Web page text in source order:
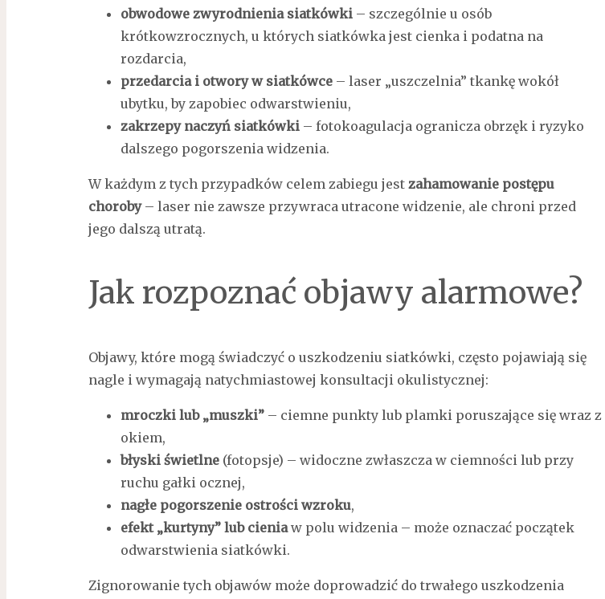
obwodowe zwyrodnienia siatkówki– szczególnie u osób
krótkowzrocznych, u których siatkówka jest cienka i podatna na
rozdarcia,
przedarcia i otwory w siatkówce– laser „uszczelnia” tkankę wokół
ubytku, by zapobiec odwarstwieniu,
zakrzepy naczyń siatkówki– fotokoagulacja ogranicza obrzęk i ryzyko
dalszego pogorszenia widzenia.
W każdym z tych przypadków celem zabiegu jest zahamowanie postępu
choroby– laser nie zawsze przywraca utracone widzenie, ale chroni przed
jego dalszą utratą.
Jak rozpoznać objawy alarmowe?
Objawy, które mogą świadczyć o uszkodzeniu siatkówki, często pojawiają się
nagle i wymagają natychmiastowej konsultacji okulistycznej:
mroczki lub „muszki”– ciemne punkty lub plamki poruszające się wraz z
okiem,
błyski świetlne(fotopsje) – widoczne zwłaszcza w ciemności lub przy
ruchu gałki ocznej,
nagłe pogorszenie ostrości wzroku,
efekt „kurtyny” lub cieniaw polu widzenia – może oznaczać początek
odwarstwienia siatkówki.
Zignorowanie tych objawów może doprowadzić do trwałego uszkodzenia